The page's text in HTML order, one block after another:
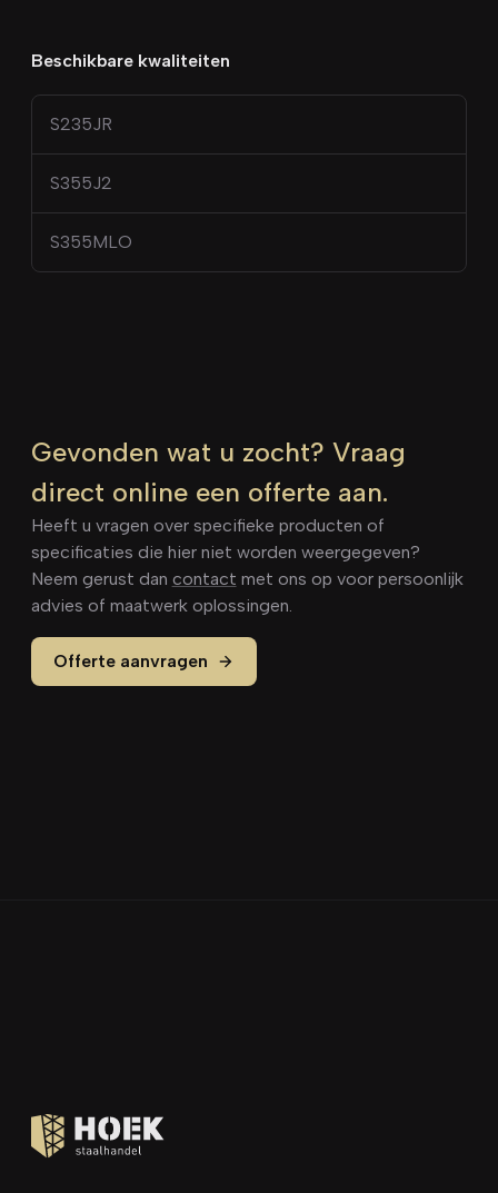
Beschikbare kwaliteiten
S235JR
S355J2
S355MLO
Gevonden wat u zocht? Vraag
direct online een offerte aan.
Heeft u vragen over specifieke producten of
specificaties die hier niet worden weergegeven?
Neem gerust dan contact met ons op voor persoonlijk
advies of maatwerk oplossingen.
Offerte aanvragen